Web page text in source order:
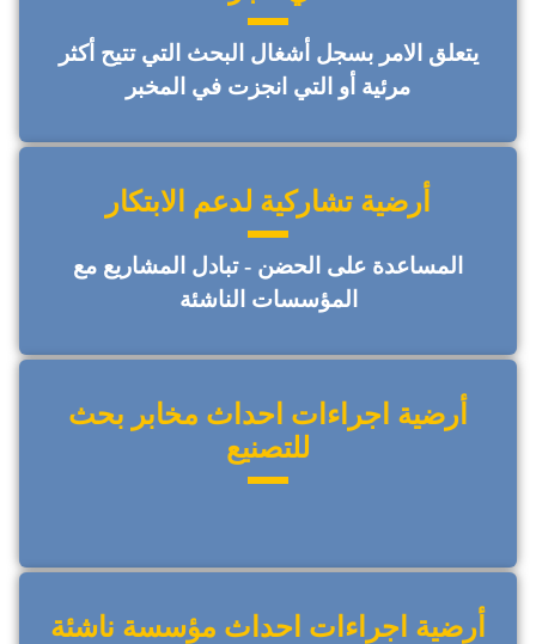
يتعلق الامر بسجل أشغال البحث التي تتيح أكثر
مرئية أو التي انجزت في المخبر
أرضية تشاركية لدعم الابتكار
المساعدة على الحضن - تبادل المشاريع مع
المؤسسات الناشئة
أرضية اجراءات احداث مخابر بحث
للتصنيع
أرضية اجراءات احداث مؤسسة ناشئة